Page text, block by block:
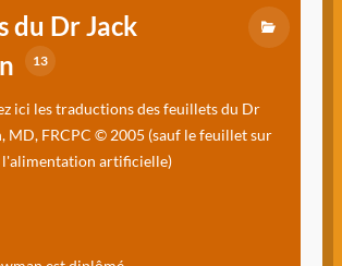
du Dr Jack
13
ici les traductions des feuillets du Dr
MD, FRCPC © 2005 (sauf le feuillet sur
l'alimentation artificielle)